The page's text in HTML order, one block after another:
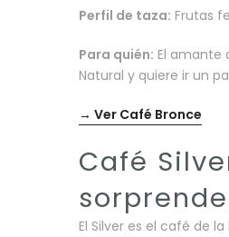
Perfil de taza: Frutas
Para quién: El amante
Natural y quiere ir un
→ Ver Café Bronce
Café
El Silver es el café de